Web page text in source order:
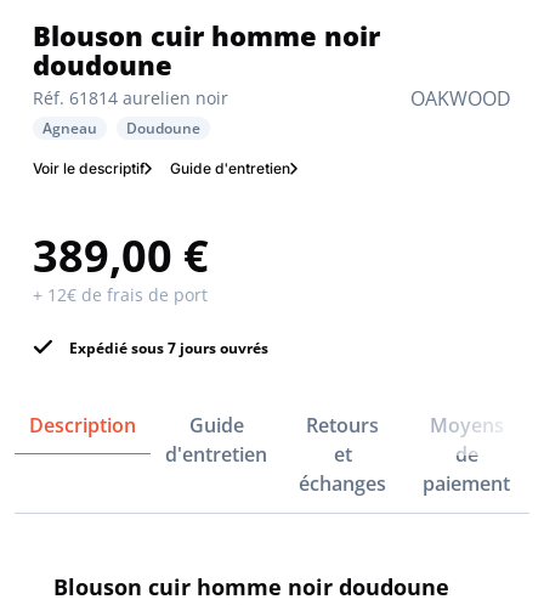
OAKWOOD
Réf. 61814 aurelien noir
Blouson cuir homme noir
doudoune
Agneau Doudoune
Voir le descriptif Guide d'entretien
389,00 €
+ 12€ de frais de port
Expédié sous 7 jours ouvrés
Description
Guide
d'entretien
Retours
et
échanges
Moyens
de
paiement
Blouson cuir homme noir doudoune